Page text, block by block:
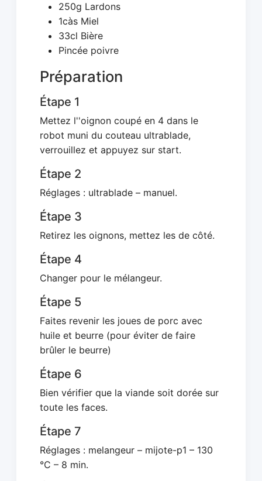
250g Lardons
1càs Miel
33cl Bière
Pincée poivre
Préparation
Étape 1
Mettez l''oignon coupé en 4 dans le
robot muni du couteau ultrablade,
verrouillez et appuyez sur start.
Étape 2
Réglages : ultrablade – manuel.
Étape 3
Retirez les oignons, mettez les de côté.
Étape 4
Changer pour le mélangeur.
Étape 5
Faites revenir les joues de porc avec
huile et beurre (pour éviter de faire
brûler le beurre)
Étape 6
Bien vérifier que la viande soit dorée sur
toute les faces.
Étape 7
Réglages : melangeur – mijote-p1 – 130
°C – 8 min.